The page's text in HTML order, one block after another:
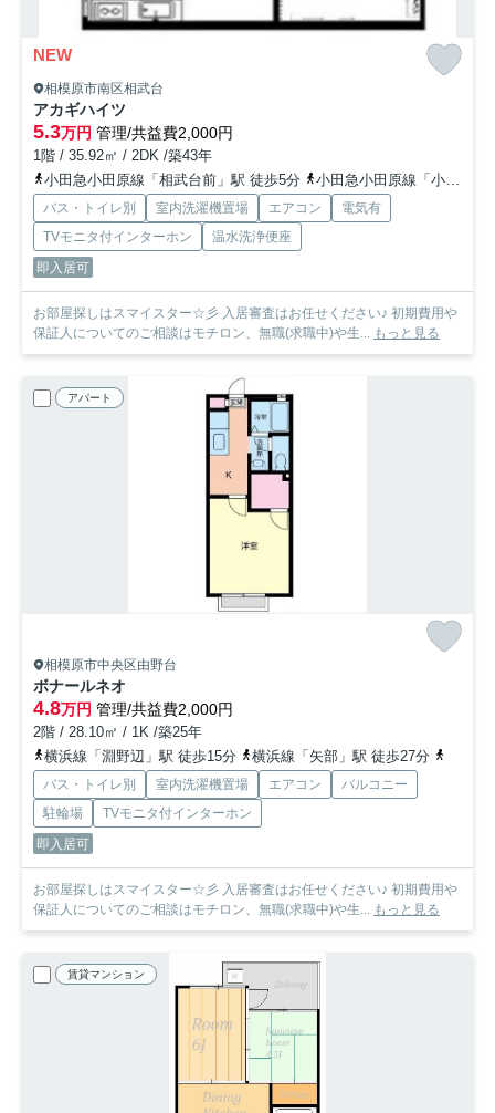
NEW
相模原市南区相武台
アカギハイツ
5.3万円 管理/共益費2,000円
1階 / 35.92㎡ / 2DK /築43年
小田急小田原線「相武台前」駅 徒歩5分
小田急小田原線「小田急相模原」駅 徒歩26分
バス・トイレ別 室内洗濯機置場 エアコン
電気有
TVモニタ付インターホン
温水洗浄便座
即入居可
お部屋探しはスマイスター☆彡 入居審査はお任せください♪ 初期費用や
保証人についてのご相談はモチロン、無職(求職中)や生... もっと見る
アパート
相模原市中央区由野台
ボナールネオ
4.8万円 管理/共益費2,000円
2階 / 28.10㎡ / 1K /築25年
横浜線「淵野辺」駅 徒歩15分
横浜線「矢部」駅 徒歩27分
バス・トイレ別 室内洗濯機置場 エアコン
バルコニー
駐輪場
TVモニタ付インターホン
即入居可
お部屋探しはスマイスター☆彡 入居審査はお任せください♪ 初期費用や
保証人についてのご相談はモチロン、無職(求職中)や生... もっと見る
賃貸マンション